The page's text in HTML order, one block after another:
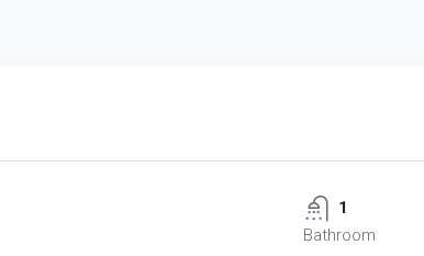
1
Bathroom